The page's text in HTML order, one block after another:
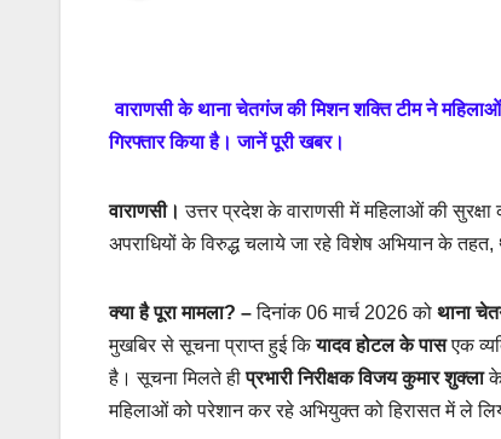
वाराणसी के थाना चेतगंज की मिशन शक्ति टीम ने
गिरफ्तार किया है। जानें पूरी खबर।
वाराणसी। उत्तर प्रदेश के वाराणसी में महिलाओं की
अपराधियों के विरुद्ध चलाये जा रहे विशेष अभियान के तहत,
क्या है पूरा मामला? –दिनांक 06 मार्च 2026 को थाना
मुखबिर से सूचना प्राप्त हुई कियादव होटल के पासएक
है। सूचना मिलते हीप्रभारी निरीक्षक विजय कुमार शुक्लाके
महिलाओं को परेशान कर रहे अभियुक्त को हिरासत में ले